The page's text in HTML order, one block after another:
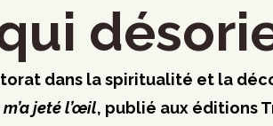
dans la spiritualité et la
m’a jeté l’œil, publié aux éditions